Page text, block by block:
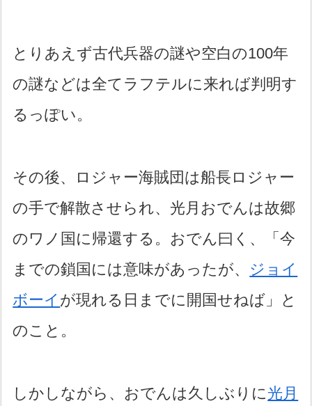
とりあえず古代兵器の謎や空白の100年
の謎などは全てラフテルに来れば判明す
るっぽい。
その後、ロジャー海賊団は船長ロジャー
の手で解散させられ、光月おでんは故郷
のワノ国に帰還する。おでん曰く、「今
までの鎖国には意味があったが、 ジョイ
ボーイ が現れる日までに開国せねば」と
のこと。
しかしながら、おでんは久しぶりに光月